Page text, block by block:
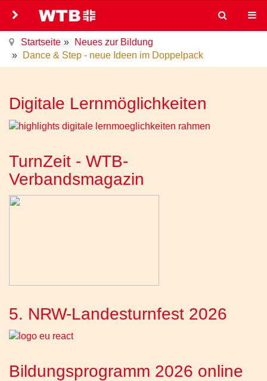
Startseite
Neues zur Bildung
Dance & Step - neue Ideen im Doppelpack
Digitale Lernmöglichkeiten
TurnZeit - WTB-
Verbandsmagazin
5. NRW-Landesturnfest 2026
Bildungsprogramm 2026 online